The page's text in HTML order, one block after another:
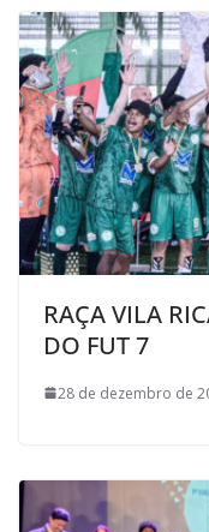
RAÇA VILA
DO FUT 7
28 de dezembro de